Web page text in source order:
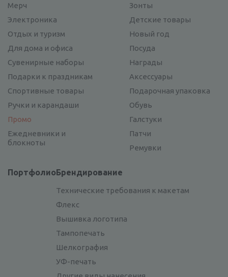
Мерч
Электроника
Отдых и туризм
Для дома и офиса
Сувенирные наборы
Подарки к праздникам
Спортивные товары
Ручки и карандаши
Промо
Ежедневники и
блокноты
Зонты
Детские товары
Новый год
Посуда
Награды
Аксессуары
Подарочная упаковка
Обувь
Галстуки
Патчи
Ремувки
ПортфолиоБрендирование
Технические требования к макетам
Флекс
Вышивка логотипа
Тампопечать
Шелкография
УФ-печать